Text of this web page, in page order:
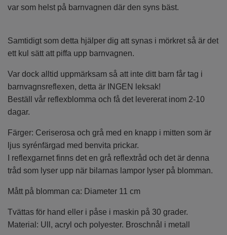
var som helst på barnvagnen där den syns bäst.
Samtidigt som detta hjälper dig att synas i mörkret så är det
ett kul sätt att piffa upp barnvagnen.
Var dock alltid uppmärksam så att inte ditt barn får tag i
barnvagnsreflexen, detta är INGEN leksak!
Beställ vår reflexblomma och få det levererat inom 2-10
dagar.
Färger: Ceriserosa och grå med en knapp i mitten som är
ljus syrénfärgad med benvita prickar.
I reflexgarnet finns det en grå reflextråd och det är denna
tråd som lyser upp när bilarnas lampor lyser på blomman.
Mått på blomman ca: Diameter 11 cm
Tvättas för hand eller i påse i maskin på 30 grader.
Material: Ull, acryl och polyester. Broschnål i metall